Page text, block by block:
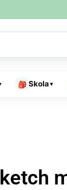
🎒 Skola ▾